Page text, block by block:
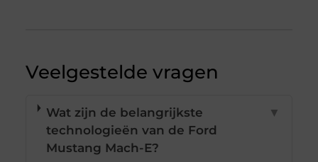
Veelgestelde vragen
Wat zijn de belangrijkste
technologieën van de Ford
Mustang Mach-E?
▼